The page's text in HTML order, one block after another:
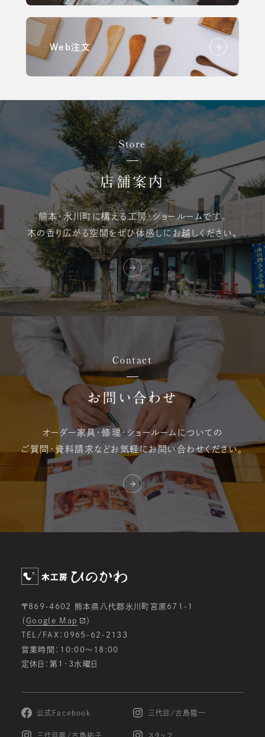
Web注文
Store
店舗案内
熊本・氷川町に構える工房・ショールームです。
木の香り広がる空間をぜひ体感しにお越しください。
Contact
お問い合わせ
オーダー家具・修理・ ショールームについての
ご質問・資料請求などお気軽にお問い合わせください。
〒869-4602 熊本県八代郡氷川町宮原671-1
（ Google Map
）
TEL/FAX：0965-62-2133
営業時間：10:00〜18:00
定休日：第1・3水曜日
公式Facebook 三代目/古島隆一
三代目妻/古島祐子 スタッフ